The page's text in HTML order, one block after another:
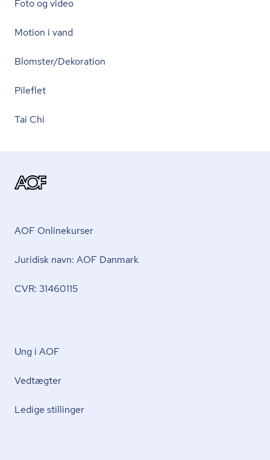
Foto og video
Motion i vand
Blomster/Dekoration
Pileflet
Tai Chi
AOF Onlinekurser
Juridisk navn: AOF Danmark
CVR: 31460115
Ung i AOF
Vedtægter
Ledige stillinger